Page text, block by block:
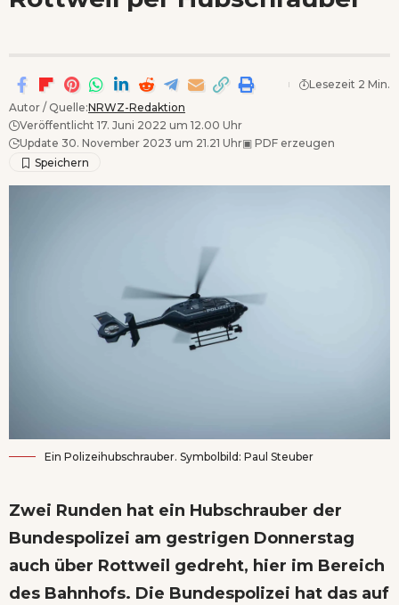
Autor / Quelle:NRWZ-Redaktion
Veröffentlicht 17. Juni 2022 um 12.00 Uhr
Update 30. November 2023 um 21.21 Uhr▣ PDF erzeugen
Lesezeit 2 Min.
Ein Polizeihubschrauber. Symbolbild: Paul Steuber
Zwei Runden hat ein Hubschrauber der
Bundespolizei am gestrigen Donnerstag
auch über Rottweil gedreht, hier im Bereich
des Bahnhofs. Die Bundespolizei hat das auf